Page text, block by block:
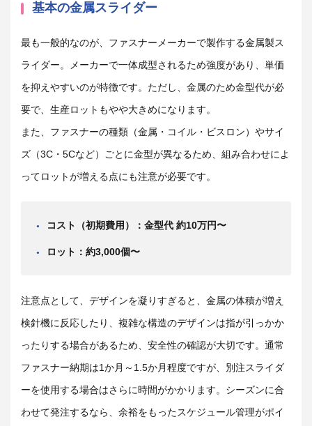
基本の金属スライダー
最も一般的なのが、ファスナーメーカーで製作する金属製ス
ライダー。メーカーで一体成型されるため強度があり、単価
を抑えやすいのが特徴です。ただし、金属のため金型代が必
要で、生産ロットもやや大きめになります。
また、ファスナーの種類（金属・コイル・ビスロン）やサイ
ズ（3C・5Cなど）ごとに金型が異なるため、組み合わせによ
ってロットが増える点にも注意が必要です。
コスト（初期費用）：金型代 約10万円〜
ロット：約3,000個〜
注意点として、デザインを凝りすぎると、金属の体積が増え
検針機に反応したり、複雑な構造のデザインは指が引っかか
ったりする場合があるため、安全性の確認が大切です。通常
ファスナー納期は1か月～1.5か月程度ですが、別注スライダ
ーを使用する場合はさらに時間がかかります。シーズンに合
わせて発注するなら、余裕をもったスケジュール管理がポイ